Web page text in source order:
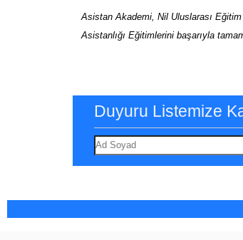
Asistan Akademi, Nil Uluslarası
Asistanlığı Eğitimlerini başarıyla
Duyuru Listemize